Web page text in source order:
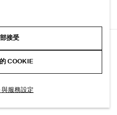
接受
COOKIE
服務設定